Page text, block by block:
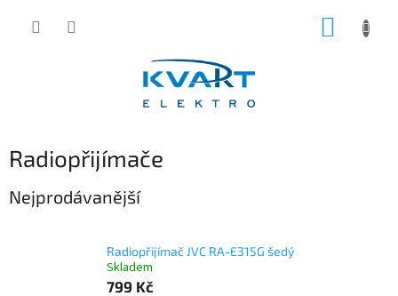
Radiopřijímače
Nejprodávanější
Radiopřijímač JVC RA-E315G šedý
Skladem
799 Kč